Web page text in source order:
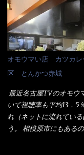
桶は、銭湯で使う洗い桶
と湯が注がれていたら
う。 これなら茹で上が
いか！ 別皿で、葱と天
れに湯が無い利点とし
れ！！ 湯があると、う
う。つまりラーメンの
ずに汁も薄らむことも
しました。 腹イッパイ
たし満足達成度100％
は入りそうだね。 と云
試したら、確...
るかと・・・小生もお中
パリ） まぁ～この慣習
士（昇進目的）などの
感じかな。 丸亀製麺と
は？）へ広がった、讃
無いでしょう。 各店舗
方には店舗に寄って違
讃岐饂飩チェーン店と
ケージからすれば、間
用箱詰め饂飩・・・ま
この様な状態です。 乾
オモウマい店 カツカ
区 とんかつ赤城
最近名古屋TVのオモウ
いて視聴率も平均13．5
れ（ネットに流れてい
う。 相模原市にもある